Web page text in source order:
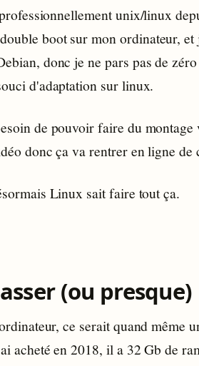
unix/linux
boot sur mon ordinateur, et
donc je ne pars pas de
d'adaptation sur linux.
de pouvoir faire du
donc ça va rentrer en ligne de
Linux sait faire tout ça.
(ou presque)
ce serait quand même
acheté en 2018, il a 32 Gb de